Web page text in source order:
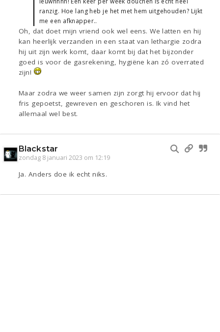
ranzig. Hoe lang heb je het met hem uitgehouden? Lijkt
me een afknapper..
Oh, dat doet mijn vriend ook wel eens. We latten en hij
kan heerlijk verzanden in een staat van lethargie zodra
hij uit zijn werk komt, daar komt bij dat het bijzonder
goed is voor de gasrekening, hygiëne kan zó overrated
zijn!
Maar zodra we weer samen zijn zorgt hij ervoor dat hij
fris gepoetst, gewreven en geschoren is. Ik vind het
allemaal wel best.
Blackstar
zondag 8 januari 2023 om 12:19
Ja. Anders doe ik echt niks.